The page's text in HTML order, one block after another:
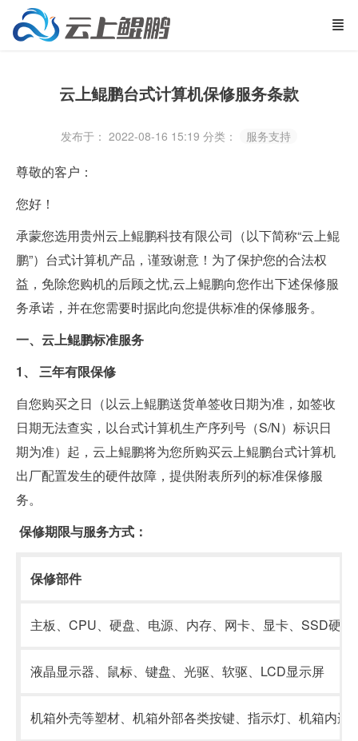
云上鲲鹏台式计算机保修服务条款
发布于： 2022-08-16 15:19 分类： 服务支持
尊敬的客户：
您好！
承蒙您选用贵州云上鲲鹏科技有限公司（以下简称“云上鲲
鹏”）台式计算机产品，谨致谢意！为了保护您的合法权
益，免除您购机的后顾之忧,云上鲲鹏向您作出下述保修服
务承诺，并在您需要时据此向您提供标准的保修服务。
一、 云上鲲鹏标准服务
1、 三年有限保修
自您购买之日（以云上鲲鹏送货单签收日期为准，如签收
日期无法查实，以台式计算机生产序列号（S/N）标识日
期为准）起，云上鲲鹏将为您所购买云上鲲鹏台式计算机
出厂配置发生的硬件故障，提供附表所列的标准保修服
务。
保修期限与服务方式：
保修部件
主板、CPU、硬盘、电源、内存、网卡、显卡、SSD硬
液晶显示器、鼠标、键盘、光驱、软驱、LCD显示屏
机箱外壳等塑材、机箱外部各类按键、指示灯、机箱内连